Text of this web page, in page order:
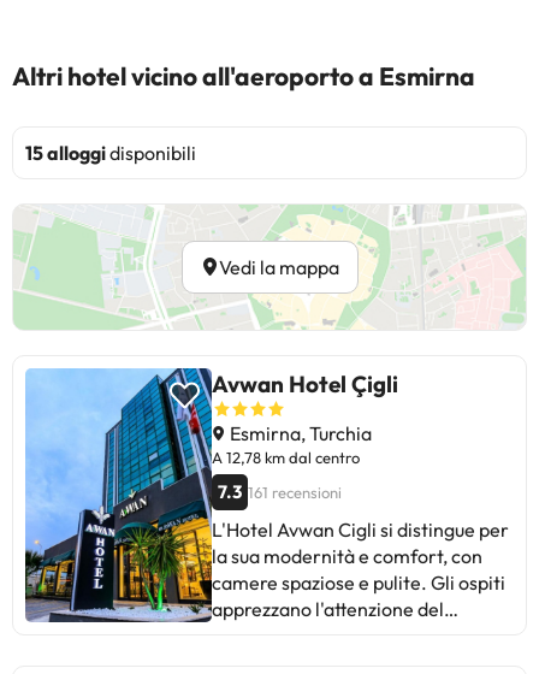
Altri hotel vicino all'aeroporto a Esmirna
15 alloggidisponibili
Vedi la mappa
Avwan Hotel Çigli
Esmirna, Turchia
A 12,78 km dal centro
7.3 161 recensioni
L'Hotel Avwan Cigli si distingue per
la sua modernità e comfort, con
camere spaziose e pulite. Gli ospiti
apprezzano l'attenzione del